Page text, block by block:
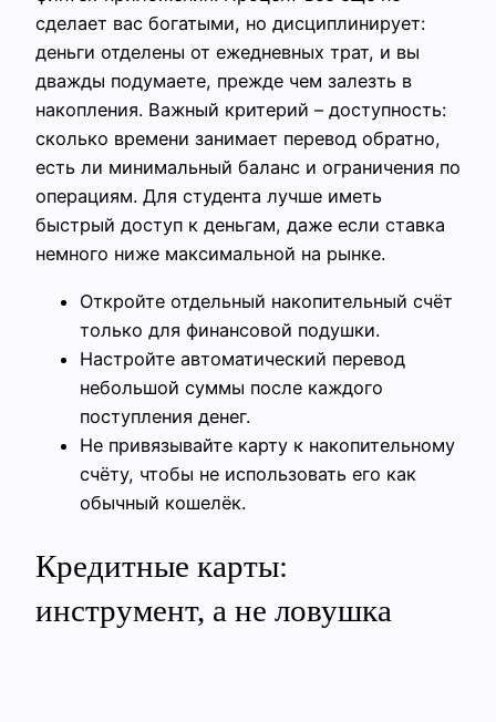
сделает вас богатыми, но дисциплинирует:
деньги отделены от ежедневных трат, и вы
дважды подумаете, прежде чем залезть в
накопления. Важный критерий – доступность:
сколько времени занимает перевод обратно,
есть ли минимальный баланс и ограничения по
операциям. Для студента лучше иметь
быстрый доступ к деньгам, даже если ставка
немного ниже максимальной на рынке.
Откройте отдельный накопительный счёт
только для финансовой подушки.
Настройте автоматический перевод
небольшой суммы после каждого
поступления денег.
Не привязывайте карту к накопительному
счёту, чтобы не использовать его как
обычный кошелёк.
Кредитные карты:
инструмент, а не ловушка